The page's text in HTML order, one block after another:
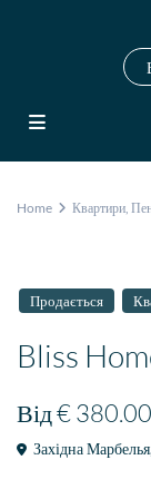
Home Квартири,
Продається
Bliss
Від€
Західна Марбелья